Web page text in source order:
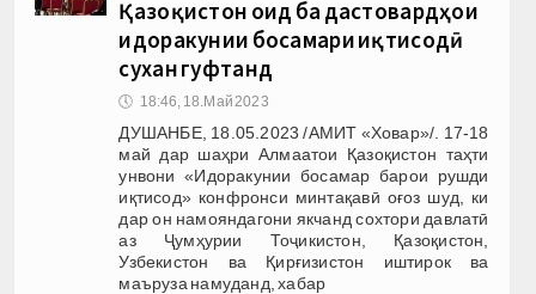
Қазоқистон оид ба дастовардҳои
идоракунии босамари иқтисодӣ
сухан гуфтанд
🕔 18:46, 18.Май 2023
ДУШАНБЕ, 18.05.2023 /АМИТ «Ховар»/. 17-18
май дар шаҳри Алмаатои Қазоқистон таҳти
унвони «Идоракунии босамар барои рушди
иқтисод» конфронси минтақавӣ оғоз шуд, ки
дар он намояндагони якчанд сохтори давлатӣ
аз Ҷумҳурии Тоҷикистон, Қазоқистон,
Узбекистон ва Қирғизистон иштирок ва
маъруза намуданд, хабар